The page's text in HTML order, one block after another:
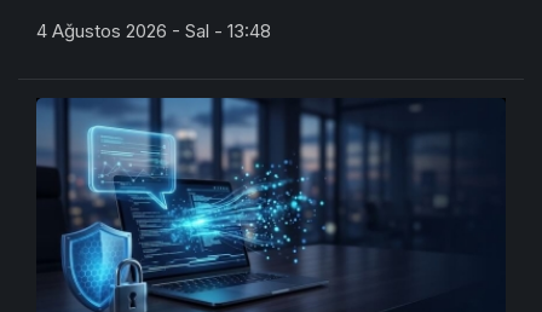
4 Ağustos 2026 - Sal - 13:48